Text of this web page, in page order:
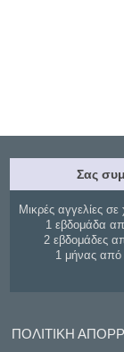
Σας
Μικρές αγγελίες σε
1 εβδομάδα
2 εβδομάδες
1 μήνας
ΠΟΛΙΤΙΚΗ